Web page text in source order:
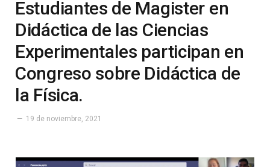
Estudiantes de Magister en
Didáctica de las Ciencias
Experimentales participan en
Congreso sobre Didáctica de
la Física.
19 de noviembre, 2021